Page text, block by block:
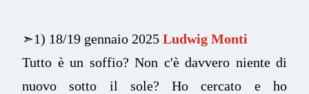
➣1) 18/19 gennaio 2025 Ludwig Monti
Tutto è un soffio? Non c'è davvero niente di
nuovo sotto il sole? Ho cercato e ho